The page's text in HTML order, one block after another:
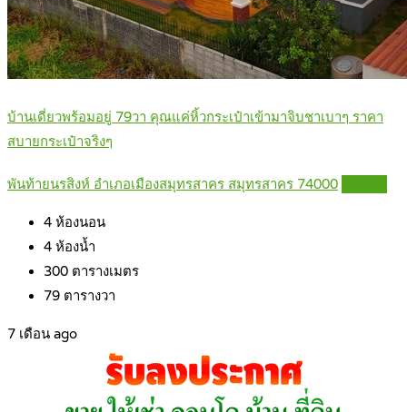
บ้านเดี่ยวพร้อมอยู่ 79วา คุณแค่หิ้วกระเป๋าเข้ามาจิบชาเบาๆ ราคา
สบายกระเป๋าจริงๆ
พันท้ายนรสิงห์ อำเภอเมืองสมุทรสาคร สมุทรสาคร 74000
4 ห้องนอน
4 ห้องน้ำ
300 ตารางเมตร
79 ตารางวา
7 เดือน ago